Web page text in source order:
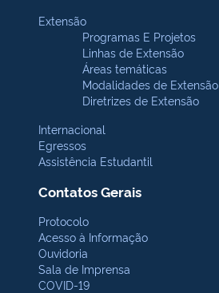
Extensão
Programas E Projetos
Linhas de Extensão
Áreas temáticas
Modalidades de Extensão
Diretrizes de Extensão
Internacional
Egressos
Assistência Estudantil
Contatos Gerais
Protocolo
Acesso à Informação
Ouvidoria
Sala de Imprensa
COVID-19